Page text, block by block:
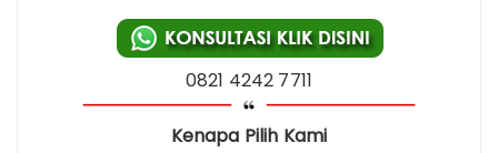
0821 4242 7711
Kenapa Pilih Kami